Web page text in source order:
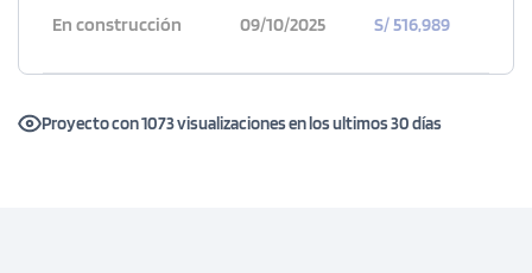
En construcción 09/10/2025 S/ 516,989
Proyecto con 1073 visualizaciones en los ultimos 30 días